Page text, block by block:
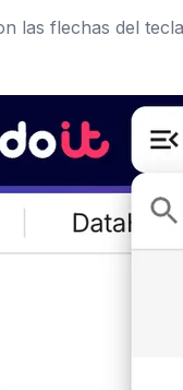
las flechas del